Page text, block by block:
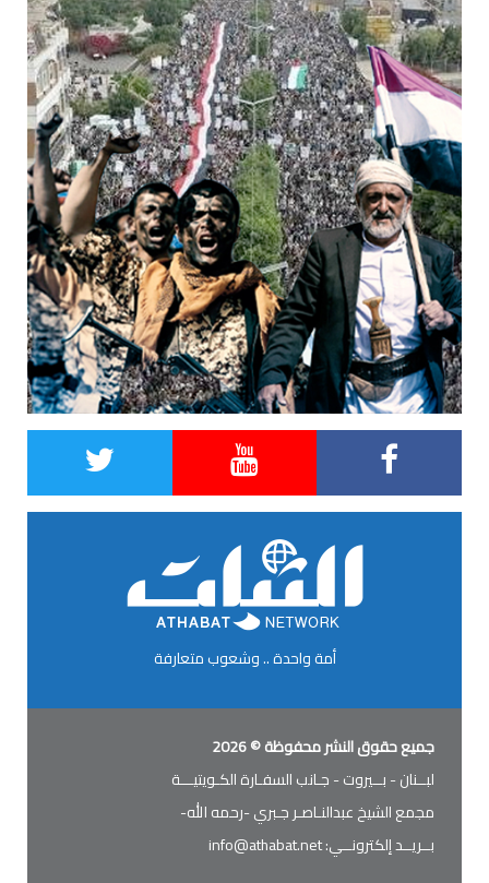
أمة واحدة .. وشعوب متعارفة
جميع حقوق النشر محفوظة © 2026
لبــنان - بــيروت - جـانب السفـارة الكـويتيـــة
مجمع الشيخ عبدالنـاصـر جـبري -رحمه الله-
بــريــد إلكترونــي:info@athabat.net